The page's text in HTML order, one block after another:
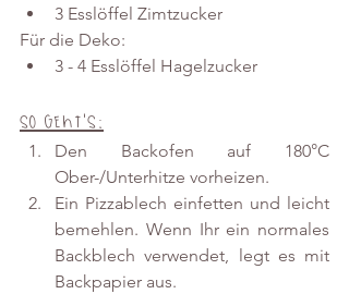
3 Esslöffel Zimtzucker
Für die Deko:
3 - 4 Esslöffel Hagelzucker
So geht's:
Den Backofen auf 180°C
Ober-/Unterhitze vorheizen.
Ein Pizzablech einfetten und leicht
bemehlen. Wenn Ihr ein normales
Backblech verwendet, legt es mit
Backpapier aus.